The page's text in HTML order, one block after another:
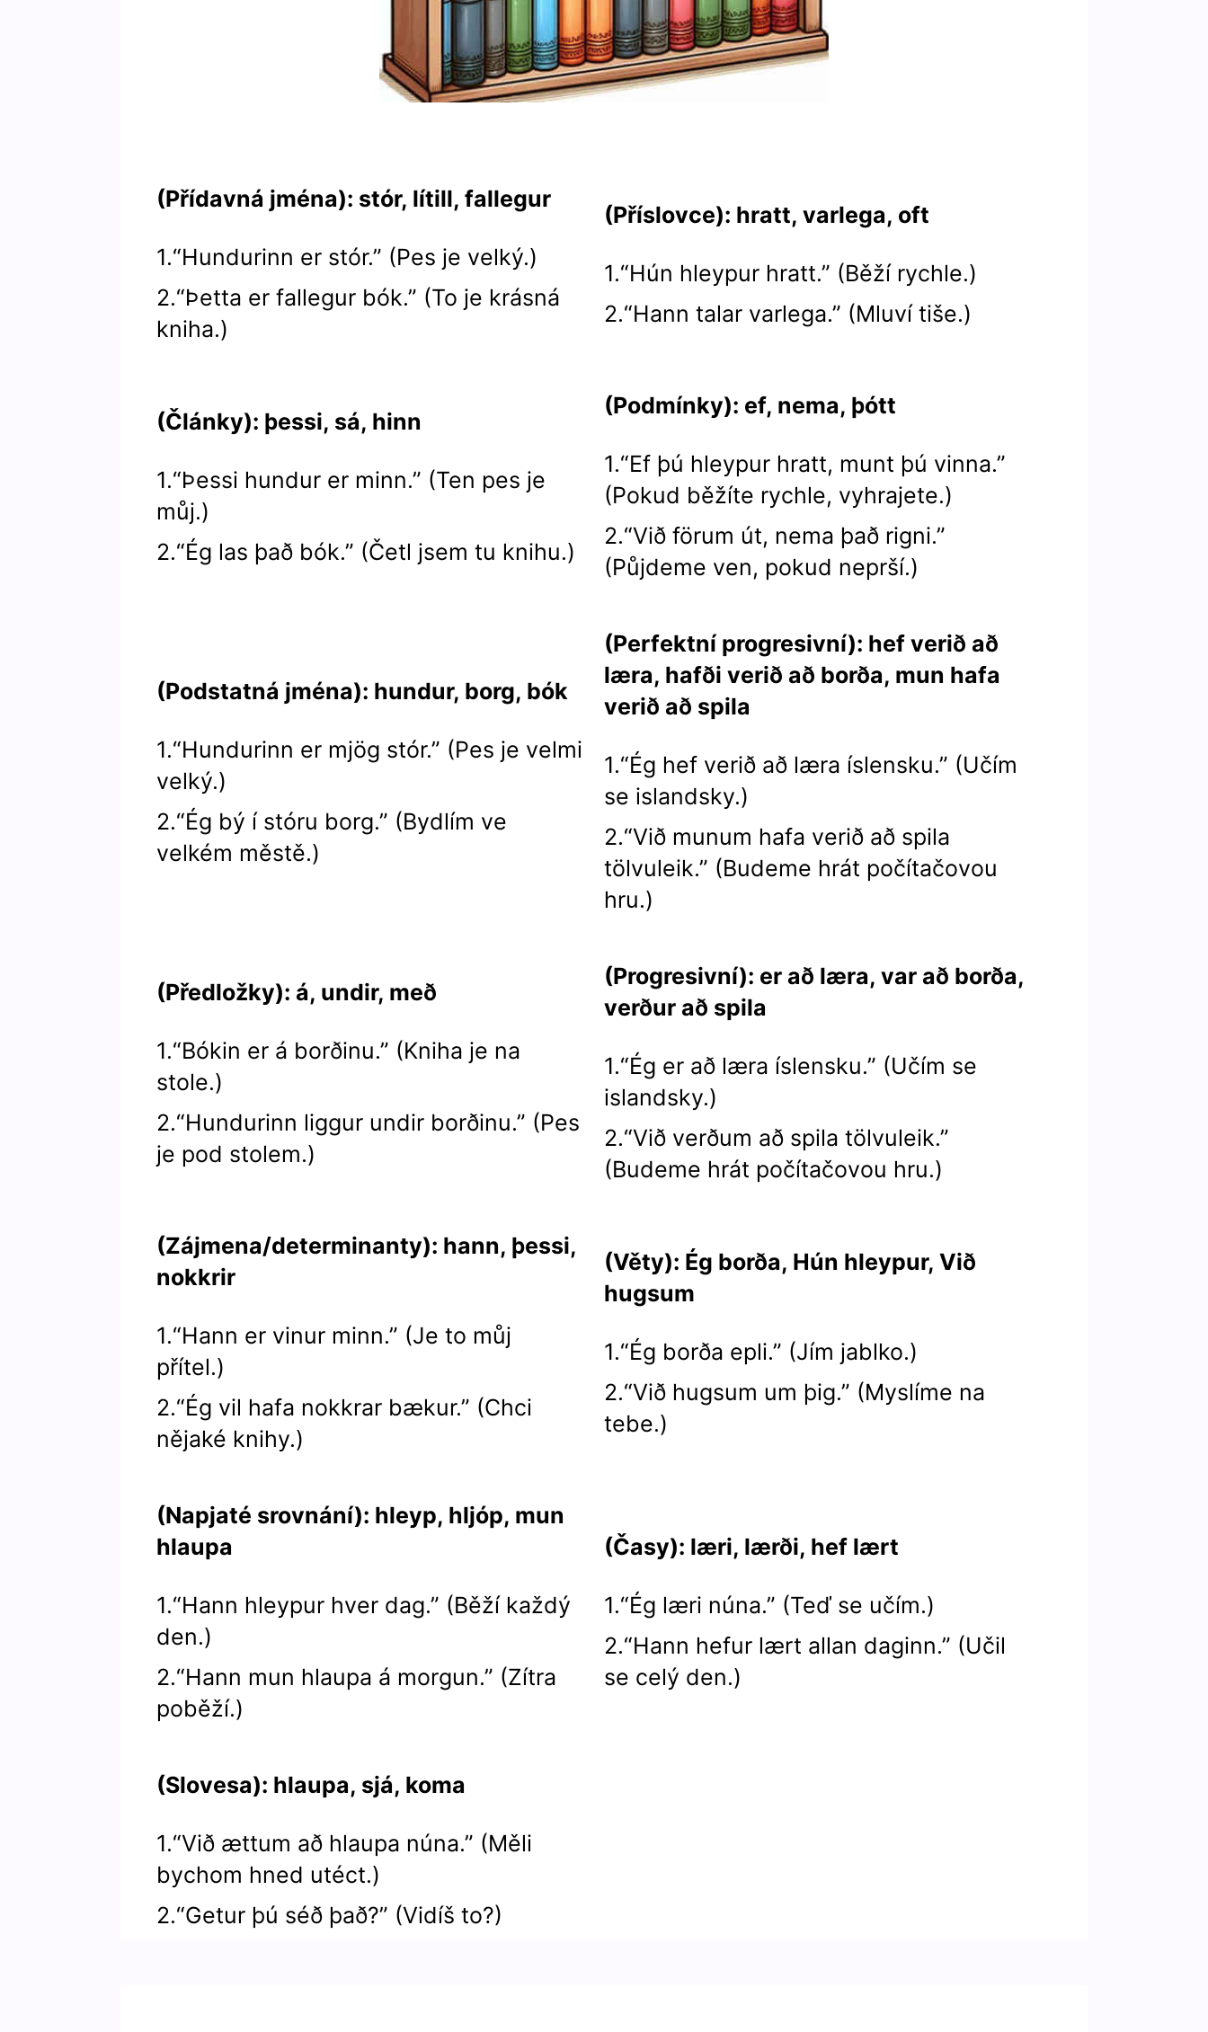
(Přídavná jména): stór, lítill, fallegur
1.“Hundurinn er stór.” (Pes je velký.)
2.“Þetta er fallegur bók.” (To je krásná
kniha.)
(Příslovce): hratt, varlega, oft
1.“Hún hleypur hratt.” (Běží rychle.)
2.“Hann talar varlega.” (Mluví tiše.)
(Články): þessi, sá, hinn
1.“Þessi hundur er minn.” (Ten pes je
můj.)
2.“Ég las það bók.” (Četl jsem tu knihu.)
(Podmínky): ef, nema, þótt
1.“Ef þú hleypur hratt, munt þú vinna.”
(Pokud běžíte rychle, vyhrajete.)
2.“Við förum út, nema það rigni.”
(Půjdeme ven, pokud neprší.)
(Podstatná jména): hundur, borg, bók
1.“Hundurinn er mjög stór.” (Pes je velmi
velký.)
2.“Ég bý í stóru borg.” (Bydlím ve
velkém městě.)
(Perfektní progresivní): hef verið að
læra, hafði verið að borða, mun hafa
verið að spila
1.“Ég hef verið að læra íslensku.” (Učím
se islandsky.)
2.“Við munum hafa verið að spila
tölvuleik.” (Budeme hrát počítačovou
hru.)
(Předložky): á, undir, með
1.“Bókin er á borðinu.” (Kniha je na
stole.)
2.“Hundurinn liggur undir borðinu.” (Pes
je pod stolem.)
(Progresivní): er að læra, var að borða,
verður að spila
1.“Ég er að læra íslensku.” (Učím se
islandsky.)
2.“Við verðum að spila tölvuleik.”
(Budeme hrát počítačovou hru.)
(Zájmena/determinanty): hann, þessi,
nokkrir
1.“Hann er vinur minn.” (Je to můj
přítel.)
2.“Ég vil hafa nokkrar bækur.” (Chci
nějaké knihy.)
(Věty): Ég borða, Hún hleypur, Við
hugsum
1.“Ég borða epli.” (Jím jablko.)
2.“Við hugsum um þig.” (Myslíme na
tebe.)
(Napjaté srovnání): hleyp, hljóp, mun
hlaupa
1.“Hann hleypur hver dag.” (Běží každý
den.)
2.“Hann mun hlaupa á morgun.” (Zítra
poběží.)
(Časy): læri, lærði, hef lært
1.“Ég læri núna.” (Teď se učím.)
2.“Hann hefur lært allan daginn.” (Učil
se celý den.)
(Slovesa): hlaupa, sjá, koma
1.“Við ættum að hlaupa núna.” (Měli
bychom hned utéct.)
2.“Getur þú séð það?” (Vidíš to?)